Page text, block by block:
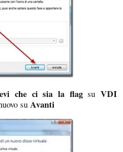
che ci sia la flagsu VDI
su Avanti